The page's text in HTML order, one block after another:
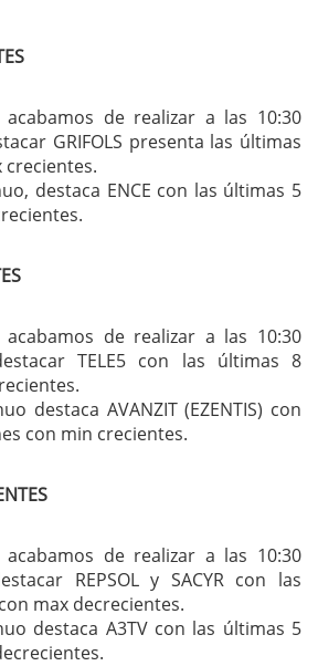
de realizar a las 10:30
GRIFOLS presenta las últimas
crecientes.
destaca ENCE con las últimas 5
de realizar a las 10:30
TELE5 con las últimas 8
destaca AVANZIT (EZENTIS) con
con min crecientes.
de realizar a las 10:30
REPSOL y SACYR con las
max decrecientes.
destaca A3TV con las últimas 5